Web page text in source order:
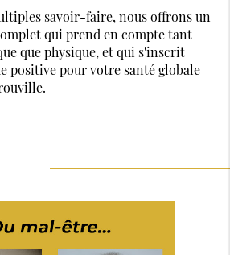
savoir-faire, nous offrons un
qui prend en compte tant
que physique, et qui s'inscrit
positive pour votre santé globale